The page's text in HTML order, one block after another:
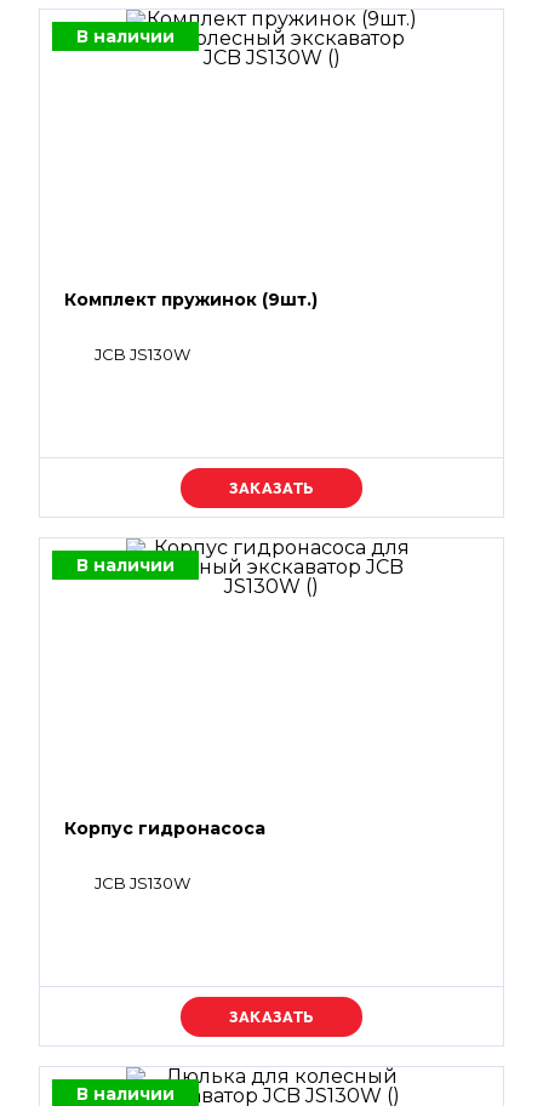
В наличии
Комплект пружинок (9шт.)
JCB JS130W
Уточняйте цену
В наличии
Корпус гидронасоса
JCB JS130W
Уточняйте цену
В наличии